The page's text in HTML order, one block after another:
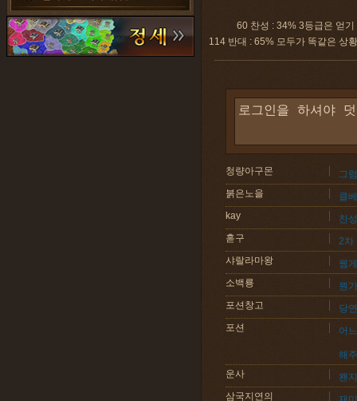
60 찬성 : 34% 3등급은 얻
114 반대 : 65% 모두가 똑같은 상
청량아구몬
그
붉은노을
클
kay
찬
혿구
2차
샤랄라마왕
웹
소백룡
뭔
포션창고
당
포션
어
해
운사
왠
삼국지연의